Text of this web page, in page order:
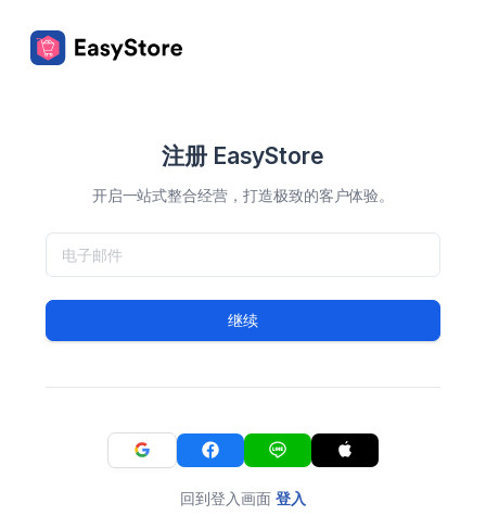
注册 EasyStore
开启一站式整合经营，打造极致的客户体验。
继续
回到登入画面 登入